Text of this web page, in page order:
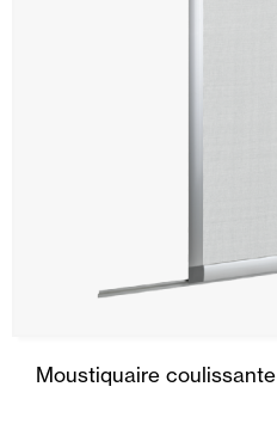
Moustiquaire coulissante